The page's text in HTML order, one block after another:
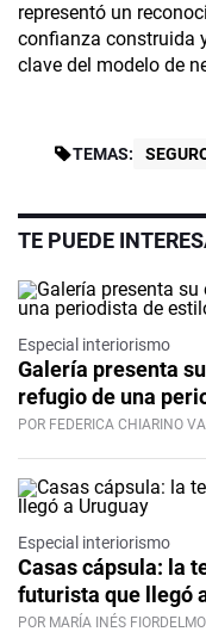
representó un
confianza construida
clave del modelo de
TEMAS:
TE PUEDE
Especial interiorismo
Galería presenta
refugio de una
POR FEDERICA CHIARINO
Especial interiorismo
Casas cápsula: la
futurista que llegó
POR MARÍA INÉS